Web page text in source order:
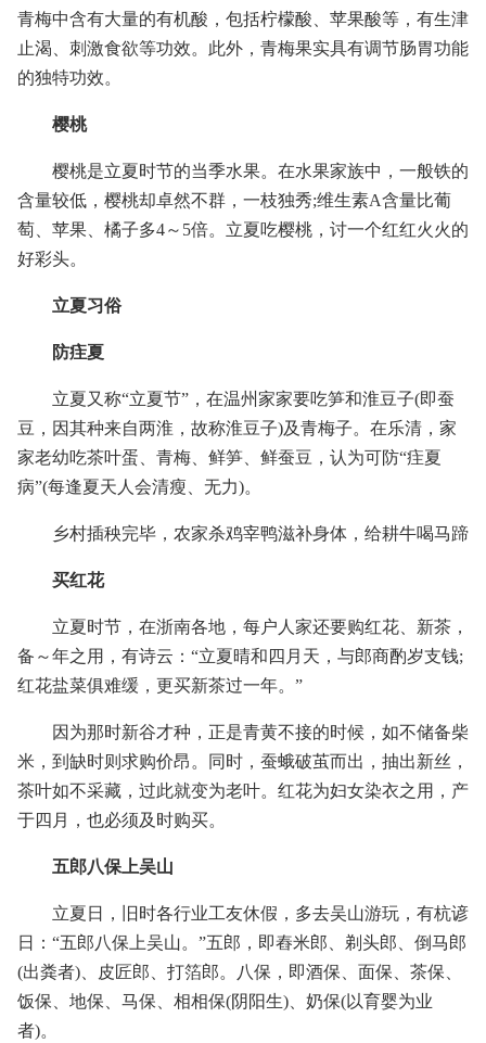
青梅中含有大量的有机酸，包括柠檬酸、苹果酸等，有生津
止渴、刺激食欲等功效。此外，青梅果实具有调节肠胃功能
的独特功效。
樱桃
樱桃是立夏时节的当季水果。在水果家族中，一般铁的
含量较低，樱桃却卓然不群，一枝独秀;维生素A含量比葡
萄、苹果、橘子多4～5倍。立夏吃樱桃，讨一个红红火火的
好彩头。
立夏习俗
防疰夏
立夏又称“立夏节”，在温州家家要吃笋和淮豆子(即蚕
豆，因其种来自两淮，故称淮豆子)及青梅子。在乐清，家
家老幼吃茶叶蛋、青梅、鲜笋、鲜蚕豆，认为可防“疰夏
病”(每逢夏天人会清瘦、无力)。
乡村插秧完毕，农家杀鸡宰鸭滋补身体，给耕牛喝马蹄
买红花
立夏时节，在浙南各地，每户人家还要购红花、新茶，
备～年之用，有诗云：“立夏晴和四月天，与郎商酌岁支钱;
红花盐菜俱难缓，更买新茶过一年。”
因为那时新谷才种，正是青黄不接的时候，如不储备柴
米，到缺时则求购价昂。同时，蚕蛾破茧而出，抽出新丝，
茶叶如不采藏，过此就变为老叶。红花为妇女染衣之用，产
于四月，也必须及时购买。
五郎八保上吴山
立夏日，旧时各行业工友休假，多去吴山游玩，有杭谚
日：“五郎八保上吴山。”五郎，即舂米郎、剃头郎、倒马郎
(出粪者)、皮匠郎、打箔郎。八保，即酒保、面保、茶保、
饭保、地保、马保、相相保(阴阳生)、奶保(以育婴为业
者)。